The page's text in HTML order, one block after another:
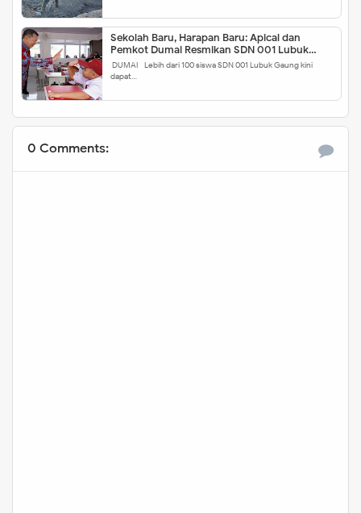
Sekolah Baru, Harapan Baru: Apical dan
Pemkot Dumai Resmikan SDN 001 Lubuk
Gaung
DUMAI - Lebih dari 100 siswa SDN 001 Lubuk Gaung kini
dapat…
0 Comments: